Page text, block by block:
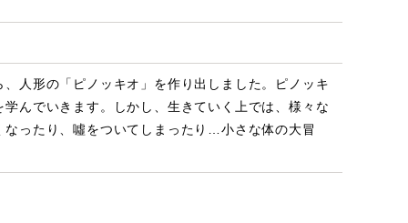
人形の「ピノッキオ」を作り出しました。ピノッキ
んでいきます。しかし、生きていく上では、様々な
ったり、噓をついてしまったり…小さな体の大冒